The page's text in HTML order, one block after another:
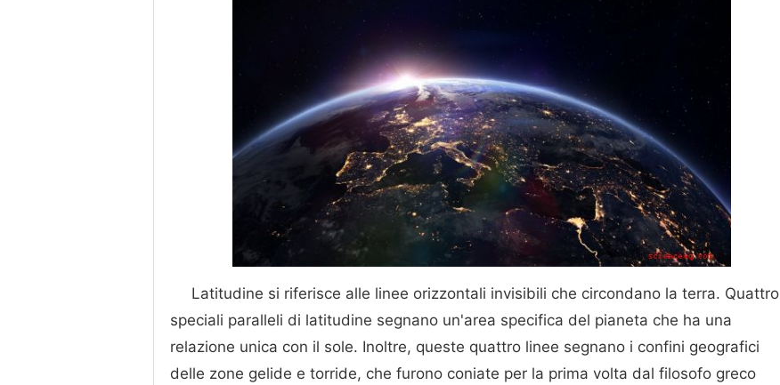
Latitudine si riferisce alle linee orizzontali invisibili che circondano la terra. Quattro
speciali paralleli di latitudine segnano un'area specifica del pianeta che ha una
relazione unica con il sole. Inoltre, queste quattro linee segnano i confini geografici
delle zone gelide e torride, che furono coniate per la prima volta dal filosofo greco